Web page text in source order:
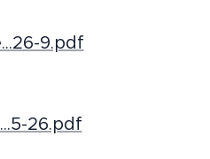
9.pdf
26.pdf